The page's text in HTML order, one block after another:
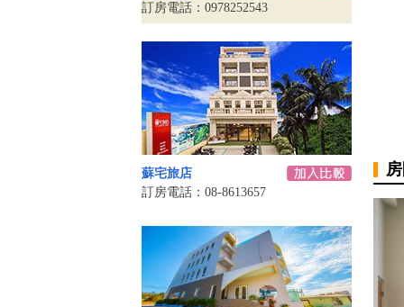
訂房電話：0978252543
蘇宅旅店
訂房電話：08-8613657